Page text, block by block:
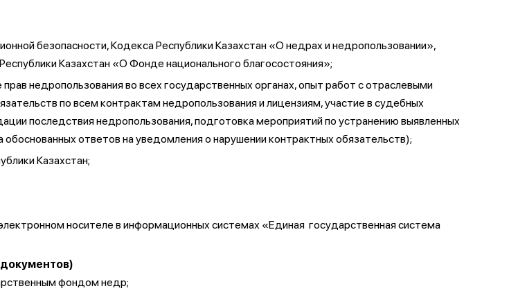
безопасности, Кодекса Республики Казахстан «О недрах и недропользовании»,
Казахстан «О Фонде национального благосостояния»;
недропользования во всех государственных органах, опыт работ с отраслевыми
по всем контрактам недропользования и лицензиям, участие в судебных
последствия недропользования, подготовка мероприятий по устранению выявленных
ответов на уведомления о нарушении контрактных обязательств);
Казахстан;
носителе в информационных системах «Единая государственная система
фондом недр;